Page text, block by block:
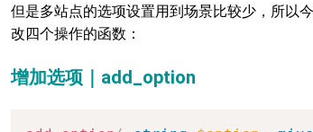
但是多站点的选项设置用到场景比较少，所以
改四个操作的函数：
增加选项｜add_option